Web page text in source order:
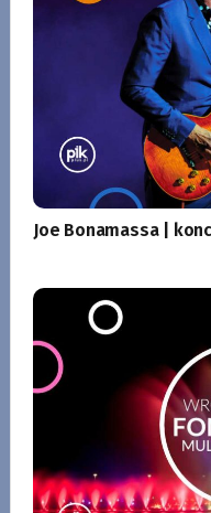
Joe Bonamassa |